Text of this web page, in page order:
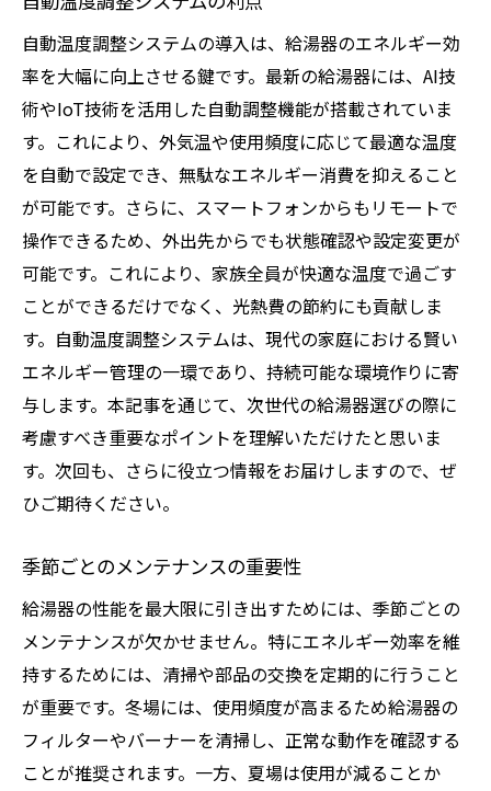
自動温度調整システムの導入は、給湯器のエネルギー効
率を大幅に向上させる鍵です。最新の給湯器には、AI技
術やIoT技術を活用した自動調整機能が搭載されていま
す。これにより、外気温や使用頻度に応じて最適な温度
を自動で設定でき、無駄なエネルギー消費を抑えること
が可能です。さらに、スマートフォンからもリモートで
操作できるため、外出先からでも状態確認や設定変更が
可能です。これにより、家族全員が快適な温度で過ごす
ことができるだけでなく、光熱費の節約にも貢献しま
す。自動温度調整システムは、現代の家庭における賢い
エネルギー管理の一環であり、持続可能な環境作りに寄
与します。本記事を通じて、次世代の給湯器選びの際に
考慮すべき重要なポイントを理解いただけたと思いま
す。次回も、さらに役立つ情報をお届けしますので、ぜ
ひご期待ください。
季節ごとのメンテナンスの重要性
給湯器の性能を最大限に引き出すためには、季節ごとの
メンテナンスが欠かせません。特にエネルギー効率を維
持するためには、清掃や部品の交換を定期的に行うこと
が重要です。冬場には、使用頻度が高まるため給湯器の
フィルターやバーナーを清掃し、正常な動作を確認する
ことが推奨されます。一方、夏場は使用が減ることか